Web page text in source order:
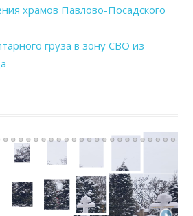
храмов Павлово-Посадского
груза в зону СВО из